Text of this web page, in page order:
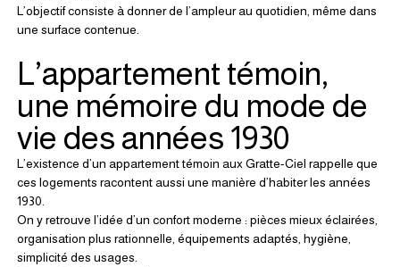
L’objectif consiste à donner de l’ampleur au quotidien, même dans
une surface contenue.
L’appartement témoin,
une mémoire du mode de
vie des années 1930
L’existence d’un appartement témoin aux Gratte-Ciel rappelle que
ces logements racontent aussi une manière d’habiter les années
1930.
On y retrouve l’idée d’un confort moderne : pièces mieux éclairées,
organisation plus rationnelle, équipements adaptés, hygiène,
simplicité des usages.